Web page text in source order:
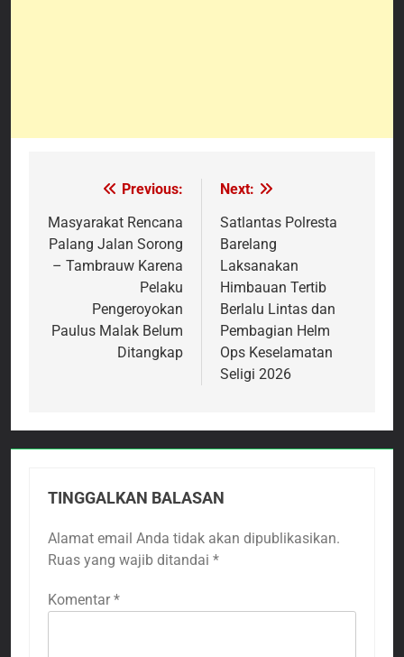
Navigasi
pos
Previous:
Masyarakat Rencana
Palang Jalan Sorong
– Tambrauw Karena
Pelaku
Pengeroyokan
Paulus Malak Belum
Ditangkap
Next:
Satlantas Polresta
Barelang
Laksanakan
Himbauan Tertib
Berlalu Lintas dan
Pembagian Helm
Ops Keselamatan
Seligi 2026
TINGGALKAN BALASAN
Alamat email Anda tidak akan dipublikasikan.
Ruas yang wajib ditandai *
Komentar *